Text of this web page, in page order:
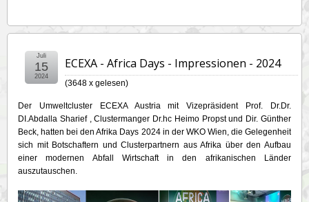
ECEXA - Africa Days - Impressionen - 2024
(3648 x gelesen)
Juli
15
2024
Der Umweltcluster ECEXA Austria mit Vizepräsident Prof. Dr.Dr.
DI.Abdalla Sharief , Clustermanger Dr.hc Heimo Propst und Dir. Günther
Beck, hatten bei den Afrika Days 2024 in der WKO Wien, die Gelegenheit
sich mit Botschaftern und Clusterpartnern aus Afrika über den Aufbau
einer modernen Abfall Wirtschaft in den afrikanischen Länder
auszutauschen.